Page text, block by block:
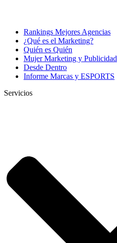
Rankings Mejores Agencias
¿Qué es el Marketing?
Quién es Quién
Mujer Marketing y Publicidad
Desde Dentro
Informe Marcas y ESPORTS
Servicios